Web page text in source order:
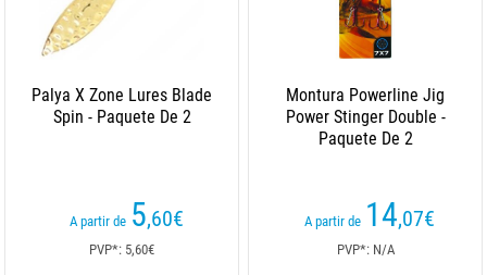
Palya X Zone Lures Blade
Spin - Paquete De 2
A partir de 5,60€
PVP*: 5,60€
Montura Powerline Jig
Power Stinger Double -
Paquete De 2
A partir de 14,07€
PVP*: N/A